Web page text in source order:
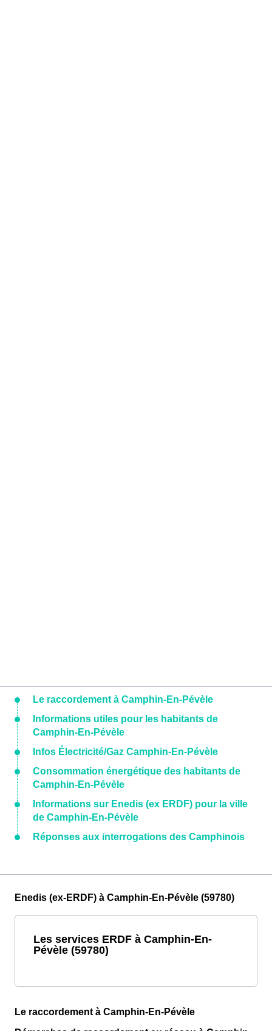
Le raccordement à Camphin-En-Pévèle
Informations utiles pour les habitants de
Camphin-En-Pévèle
Infos Électricité/Gaz Camphin-En-Pévèle
Consommation énergétique des habitants de
Camphin-En-Pévèle
Informations sur Enedis (ex ERDF) pour la ville
de Camphin-En-Pévèle
Réponses aux interrogations des Camphinois
Enedis (ex-ERDF) à Camphin-En-Pévèle (59780)
Les services ERDF à Camphin-En-
Pévèle (59780)
Le raccordement à Camphin-En-Pévèle